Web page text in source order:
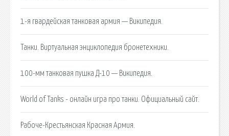
1-я гвардейская танковая армия — Википедия.
Танки. Виртуальная энциклопедия бронетехники.
100-мм танковая пушка Д-10 — Википедия.
World of Tanks - онлайн игра про танки. Официальный сайт.
Рабоче-Крестьянская Красная Армия.